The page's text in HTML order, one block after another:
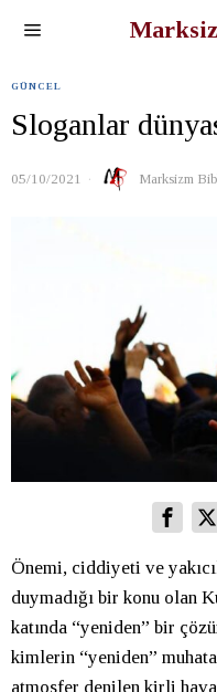
GÜNCEL
Sloganlar
05/10/2021 Marksizm
Önemi, ciddiyeti ve
duymadığı bir konu olan
katında “yeniden” bir
kimlerin “yeniden”
atmosfer denilen kirli